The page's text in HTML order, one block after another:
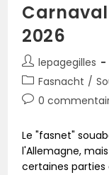
2026
lepagegilles
Fasnacht /
0
Le "fasnet"
l'Allemagne,
certaines parties